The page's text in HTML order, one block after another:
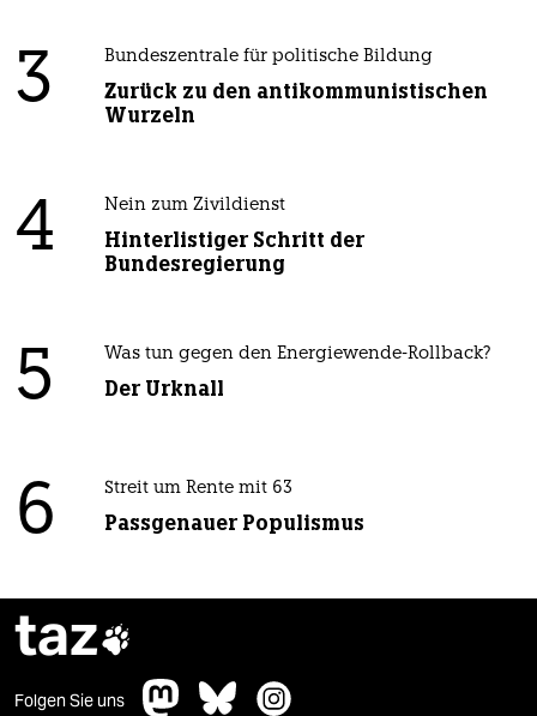
3 Bundeszentrale für politische Bildung
Zurück zu den antikommunistischen
Wurzeln
4 Nein zum Zivildienst
Hinterlistiger Schritt der
Bundesregierung
5 Was tun gegen den Energiewende-Rollback?
Der Urknall
6 Streit um Rente mit 63
Passgenauer Populismus
taz
Folgen Sie uns